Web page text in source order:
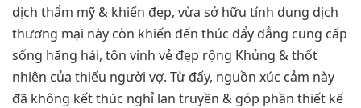
dịch thẩm mỹ & khiến đẹp, vừa sở hữu tính dung dịch
thương mại này còn khiến đến thúc đẩy đẳng cung cấp
sống hăng hái, tôn vinh vẻ đẹp rộng Khủng & thốt
nhiên của thiếu người vợ. Từ đấy, nguồn xúc cảm này
đã không kết thúc nghỉ lan truyền & góp phần thiết kế